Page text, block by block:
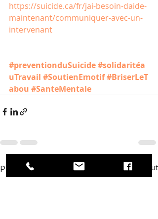
https://suicide.ca/fr/jai-besoin-daide-
maintenant/communiquer-avec-un-
intervenant
#preventionduSuicide#solidaritéa
uTravail #SoutienEmotif#BriserLeT
abou #SanteMentale
Posts récents Voir tout